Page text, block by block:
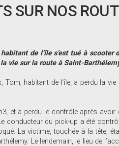
SUR NOS
de l’île s’est tué à scooter
vie sur la route à Saint-
habitant de l’île, a perdu la
et a perdu le contrôle après
conducteur du pick-up a été
La victime, touchée à la tête,
Le lendemain, le lieu de